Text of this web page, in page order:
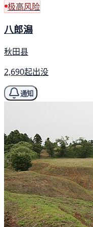
极高风险
八郎潟
秋田县
2,690起出没
通知